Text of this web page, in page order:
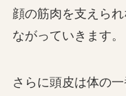
顔の筋肉を支えら
ながっていきます。
さらに頭皮は体の